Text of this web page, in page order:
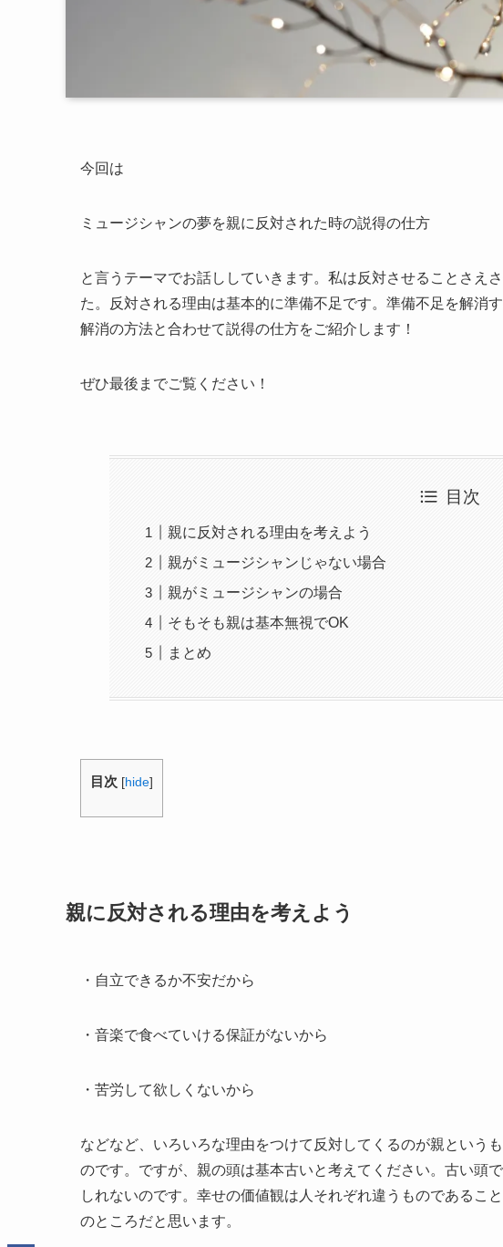
今回は
ミュージシャンの夢を親に反対された時の説得の仕方
と言うテーマでお話ししていきます。私は反対させることさえ
た。反対される理由は基本的に準備不足です。準備不足を解消
解消の方法と合わせて説得の仕方をご紹介します！
ぜひ最後までご覧ください！
目次
親に反対される理由を考えよう
親がミュージシャンじゃない場合
親がミュージシャンの場合
そもそも親は基本無視でOK
まとめ
目次 [hide]
親に反対される理由を考えよう
・自立できるか不安だから
・音楽で食べていける保証がないから
・苦労して欲しくないから
などなど、いろいろな理由をつけて反対してくるのが親という
のです。ですが、親の頭は基本古いと考えてください。古い頭
しれないのです。幸せの価値観は人それぞれ違うものであるこ
のところだと思います。